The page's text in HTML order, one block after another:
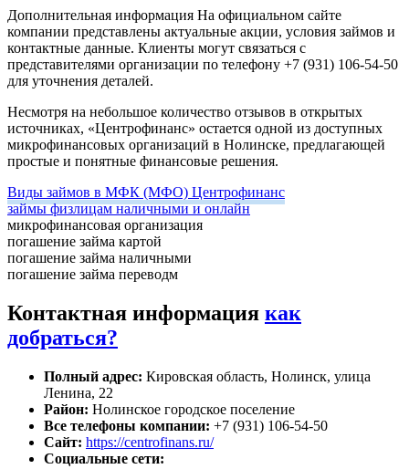
Дополнительная информация На официальном сайте
компании представлены актуальные акции, условия займов и
контактные данные. Клиенты могут связаться с
представителями организации по телефону +7 (931) 106-54-50
для уточнения деталей.
Несмотря на небольшое количество отзывов в открытых
источниках, «Центрофинанс» остается одной из доступных
микрофинансовых организаций в Нолинске, предлагающей
простые и понятные финансовые решения.
Виды займов в МФК (МФО) Центрофинанс
займы физлицам наличными и онлайн
микрофинансовая организация
погашение займа картой
погашение займа наличными
погашение займа переводм
Контактная информация как
добраться?
Полный адрес: Кировская область, Нолинск, улица
Ленина, 22
Район: Нолинское городское поселение
Все телефоны компании: +7 (931) 106-54-50
Сайт: https://centrofinans.ru/
Социальные сети: